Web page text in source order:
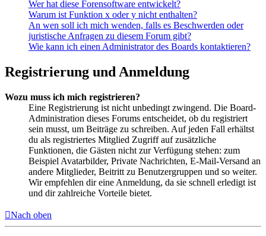
Wer hat diese Forensoftware entwickelt?
Warum ist Funktion x oder y nicht enthalten?
An wen soll ich mich wenden, falls es Beschwerden oder
juristische Anfragen zu diesem Forum gibt?
Wie kann ich einen Administrator des Boards kontaktieren?
Registrierung und Anmeldung
Wozu muss ich mich registrieren?
Eine Registrierung ist nicht unbedingt zwingend. Die Board-
Administration dieses Forums entscheidet, ob du registriert
sein musst, um Beiträge zu schreiben. Auf jeden Fall erhältst
du als registriertes Mitglied Zugriff auf zusätzliche
Funktionen, die Gästen nicht zur Verfügung stehen: zum
Beispiel Avatarbilder, Private Nachrichten, E-Mail-Versand an
andere Mitglieder, Beitritt zu Benutzergruppen und so weiter.
Wir empfehlen dir eine Anmeldung, da sie schnell erledigt ist
und dir zahlreiche Vorteile bietet.
Nach oben